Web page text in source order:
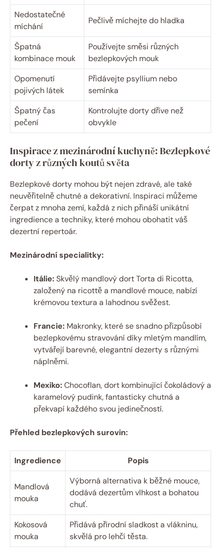
Nedostatečné
míchání
Pečlivě míchejte do hladka
Špatná
kombinace mouk
Používejte směsi různých
bezlepkových mouk
Opomenutí
pojivých látek
Přidávejte psyllium nebo
semínka
Špatný čas
pečení
Kontrolujte dorty dříve než
obvykle
Inspirace z mezinárodní kuchyně: Bezlepkové
dorty z různých koutů světa
Bezlepkové dorty mohou být nejen zdravé, ale také
neuvěřitelně chutné a dekorativní. Inspiraci můžeme
čerpat z mnoha zemí, každá z nich přináší unikátní
ingredience a techniky, které mohou obohatit váš
dezertní repertoár.
Mezinárodní specialitky:
Itálie:Skvělý mandlový dort Torta di Ricotta,
založený na ricottě a mandlové mouce, nabízí
krémovou textura a lahodnou svěžest.
Francie: Makronky, které se snadno přizpůsobí
bezlepkovému stravování díky mletým mandlím,
vytvářejí barevné, elegantní dezerty s různými
náplněmi.
Mexiko:Chocoflan, dort kombinující čokoládový a
karamelový pudink, fantasticky chutná a
překvapí každého svou jedinečností.
Přehled bezlepkových surovin:
Ingredience Popis
Mandlová
mouka
Výborná alternativa k běžné mouce,
dodává dezertům vlhkost a bohatou
chuť.
Kokosová
mouka
Přidává přírodní sladkost a vlákninu,
skvělá pro lehčí těsta.